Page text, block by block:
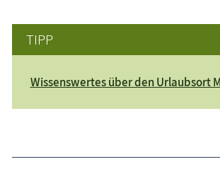
TIPP
Wissenswertes über den Urlaubsort